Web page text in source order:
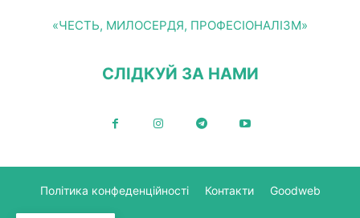
«ЧЕСТЬ, МИЛОСЕРДЯ, ПРОФЕСІОНАЛІЗМ»
СЛІДКУЙ ЗА НАМИ
Політика конфеденційності Контакти Goodweb